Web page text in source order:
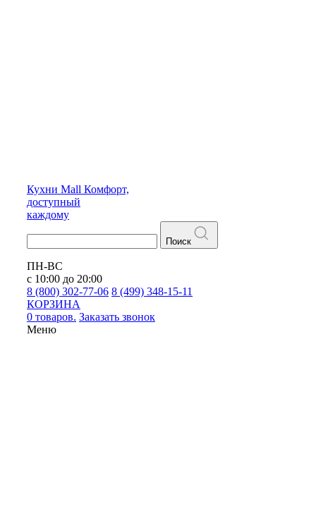
Кухни Mall Комфорт,
доступный
каждому
Поиск
ПН-ВС
с 10:00 до 20:00
8 (800) 302-77-06 8 (499) 348-15-11
КОРЗИНА
0 товаров. Заказать звонок
Меню